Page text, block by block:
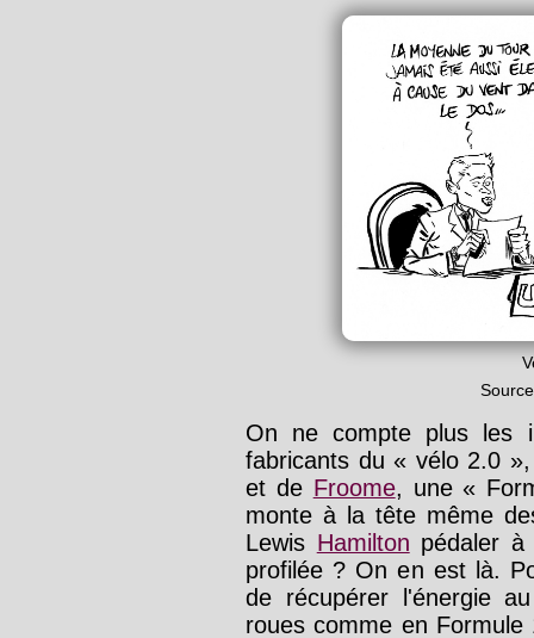
On ne compte plus les
fabricants du « vélo 2.0
et de Froome, une «
monte à la tête même
Lewis Hamilton pédaler
profilée ? On en est là.
de récupérer l'énergie
roues comme en